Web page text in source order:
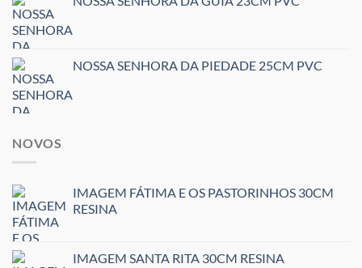
NOSSA SENHORA DA PIEDADE 25CM PVC
NOVOS
IMAGEM FÁTIMA E OS PASTORINHOS 30CM
RESINA
IMAGEM SANTA RITA 30CM RESINA